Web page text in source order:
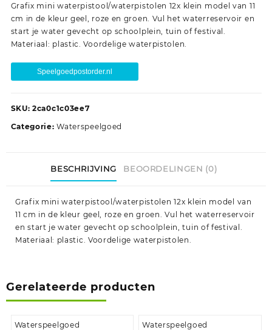
Grafix mini waterpistool/waterpistolen 12x klein model van 11
cm in de kleur geel, roze en groen. Vul het waterreservoir en
start je water gevecht op schoolplein, tuin of festival.
Materiaal: plastic. Voordelige waterpistolen.
Speelgoedpostorder.nl
SKU: 2ca0c1c03ee7
Categorie:Waterspeelgoed
BESCHRIJVING BEOORDELINGEN (0)
Grafix mini waterpistool/waterpistolen 12x klein model van
11 cm in de kleur geel, roze en groen. Vul het waterreservoir
en start je water gevecht op schoolplein, tuin of festival.
Materiaal: plastic. Voordelige waterpistolen.
Gerelateerde producten
Waterspeelgoed Waterspeelgoed